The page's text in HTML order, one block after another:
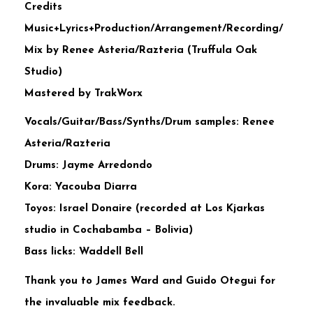
Credits
Music+Lyrics+Production/Arrangement/Recording/
Mix by Renee Asteria/Razteria (Truffula Oak
Studio)
Mastered by TrakWorx
Vocals/Guitar/Bass/Synths/Drum samples: Renee
Asteria/Razteria
Drums: Jayme Arredondo
Kora: Yacouba Diarra
Toyos: Israel Donaire (recorded at Los Kjarkas
studio in Cochabamba – Bolivia)
Bass licks: Waddell Bell
Thank you to James Ward and Guido Otegui for
the invaluable mix feedback.